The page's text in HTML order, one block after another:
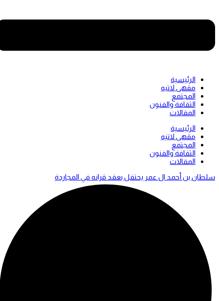
الرئيسية
مقهى لاتيه
المجتمع
الثقافة والفنون
المقالات
Menu
الرئيسية
مقهى لاتيه
المجتمع
الثقافة والفنون
المقالات
سلطان بن أحمد ال عمر يحتفل بعقد قرانه في المجاردة